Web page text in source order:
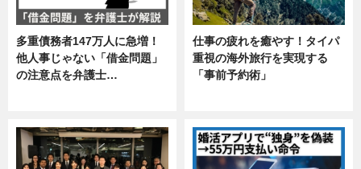
多重債務者147万人に急増！
他人事じゃない「借金問題」
の注意点を弁護士…
仕事の疲れを癒やす！タイパ
重視の海外旅行を実現する
「事前予約術」